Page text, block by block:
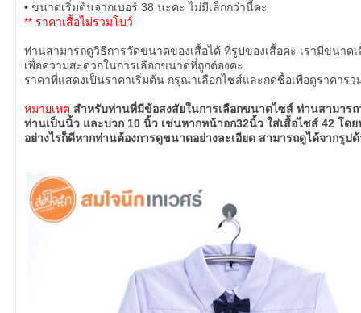
• ขนาดเริ่มต้นจากเบอร์ 38 นะคะ ไม่มีเล็กกว่านี้คะ
** ราคาเสื้อไม่รวมโบว์
ท่านสามารถดูวิธีการวัดขนาดของเสื้อได้ ที่รูปของเสื้อคะ เรามีขนาดเ
เพื่อความสะดวกในการเลือกขนาดที่ถูกต้องคะ
ราคาที่แสดงเป็นราคาเริ่มต้น กรุณาเลือกไซส์และกดซื้อเพื่อดูราคารว
หมายเหตุ สำหรับท่านที่มีข้อสงสัยในการเลือกขนาดไซส์ ท่านสามารถ
ท่านเป็นนิ้ว และบวก 10 นิ้ว เช่นหากหน้าอก32นิ้ว ใส่เสื้อไซส์ 42 โด
อย่างไรก็ดีหากท่านต้องการดูขนาดอย่างละเอียด สามารถดูได้จากรูป